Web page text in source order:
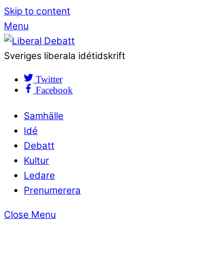
Skip to content
Menu
Sveriges liberala idétidskrift
Twitter
Facebook
Samhälle
Idé
Debatt
Kultur
Ledare
Prenumerera
Close Menu